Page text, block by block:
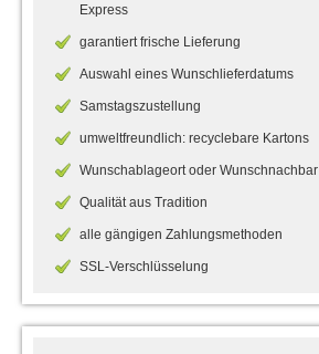
Express
garantiert frische Lieferung
Auswahl eines Wunschlieferdatums
Samstagszustellung
umweltfreundlich: recyclebare Kartons
Wunschablageort oder Wunschnachbar
Qualität aus Tradition
alle gängigen Zahlungsmethoden
SSL-Verschlüsselung